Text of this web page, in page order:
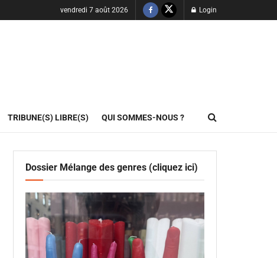
vendredi 7 août 2026 Login
TRIBUNE(S) LIBRE(S) QUI SOMMES-NOUS ?
Dossier Mélange des genres (cliquez ici)